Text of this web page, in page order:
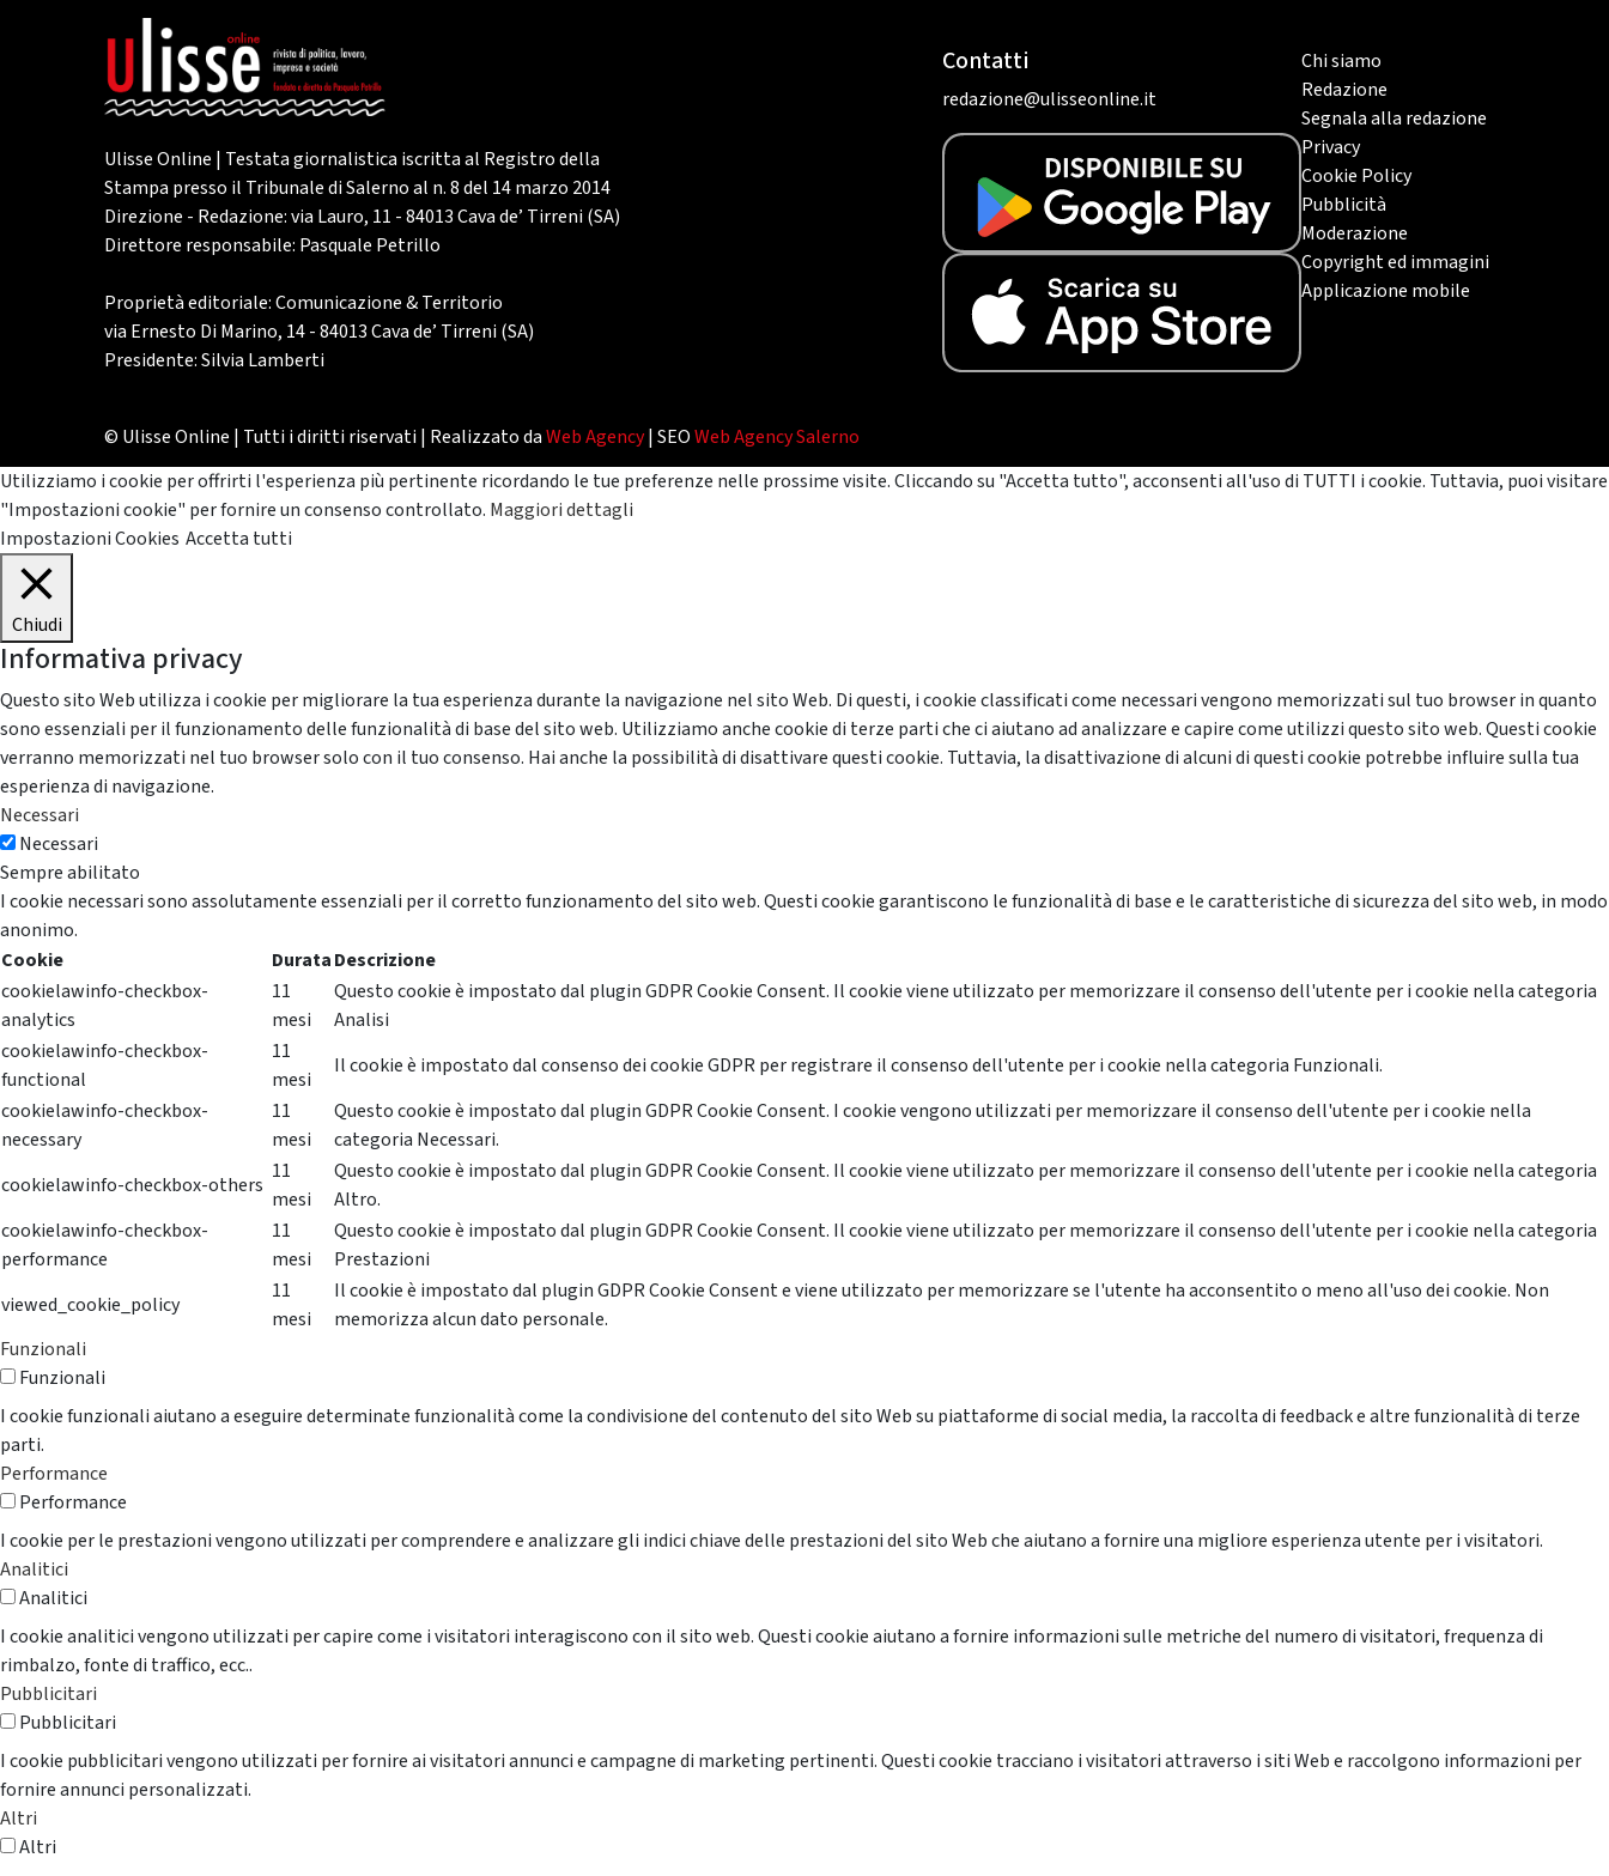
Ulisse Online | Testata giornalistica iscritta al Registro della
Stampa presso il Tribunale di Salerno al n. 8 del 14 marzo 2014
Direzione - Redazione: via Lauro, 11 - 84013 Cava de’ Tirreni (SA)
Direttore responsabile: Pasquale Petrillo
Proprietà editoriale: Comunicazione & Territorio
via Ernesto Di Marino, 14 - 84013 Cava de’ Tirreni (SA)
Presidente: Silvia Lamberti
Contatti
redazione@ulisseonline.it
Chi siamo
Redazione
Segnala alla redazione
Privacy
Cookie Policy
Pubblicità
Moderazione
Copyright ed immagini
Applicazione mobile
© Ulisse Online | Tutti i diritti riservati | Realizzato daWeb Agency| SEOWeb Agency Salerno
Utilizziamo i cookie per offrirti l'esperienza più pertinente ricordando le tue preferenze nelle prossime visite. Cliccando su "Accetta tutto", acconsenti all'uso di TUTTI i cookie. Tuttavia, puoi visitare
"Impostazioni cookie" per fornire un consenso controllato. Maggiori dettagli
Impostazioni Cookies Accetta tutti
Chiudi
Informativa privacy
Questo sito Web utilizza i cookie per migliorare la tua esperienza durante la navigazione nel sito Web. Di questi, i cookie classificati come necessari vengono memorizzati sul tuo browser in quanto
sono essenziali per il funzionamento delle funzionalità di base del sito web. Utilizziamo anche cookie di terze parti che ci aiutano ad analizzare e capire come utilizzi questo sito web. Questi cookie
verranno memorizzati nel tuo browser solo con il tuo consenso. Hai anche la possibilità di disattivare questi cookie. Tuttavia, la disattivazione di alcuni di questi cookie potrebbe influire sulla tua
esperienza di navigazione.
Necessari
Necessari
Sempre abilitato
I cookie necessari sono assolutamente essenziali per il corretto funzionamento del sito web. Questi cookie garantiscono le funzionalità di base e le caratteristiche di sicurezza del sito web, in modo
anonimo.
Cookie
DurataDescrizione
cookielawinfo-checkbox-
analytics
11
mesi
Questo cookie è impostato dal plugin GDPR Cookie Consent. Il cookie viene utilizzato per memorizzare il consenso dell'utente per i cookie nella categoria
Analisi
cookielawinfo-checkbox-
functional
11
mesi
Il cookie è impostato dal consenso dei cookie GDPR per registrare il consenso dell'utente per i cookie nella categoria Funzionali.
cookielawinfo-checkbox-
necessary
11
mesi
Questo cookie è impostato dal plugin GDPR Cookie Consent. I cookie vengono utilizzati per memorizzare il consenso dell'utente per i cookie nella
categoria Necessari.
cookielawinfo-checkbox-others
11
mesi
Questo cookie è impostato dal plugin GDPR Cookie Consent. Il cookie viene utilizzato per memorizzare il consenso dell'utente per i cookie nella categoria
Altro.
cookielawinfo-checkbox-
performance
11
mesi
Questo cookie è impostato dal plugin GDPR Cookie Consent. Il cookie viene utilizzato per memorizzare il consenso dell'utente per i cookie nella categoria
Prestazioni
viewed_cookie_policy
11
mesi
Il cookie è impostato dal plugin GDPR Cookie Consent e viene utilizzato per memorizzare se l'utente ha acconsentito o meno all'uso dei cookie. Non
memorizza alcun dato personale.
Funzionali
Funzionali
I cookie funzionali aiutano a eseguire determinate funzionalità come la condivisione del contenuto del sito Web su piattaforme di social media, la raccolta di feedback e altre funzionalità di terze
parti.
Performance
Performance
I cookie per le prestazioni vengono utilizzati per comprendere e analizzare gli indici chiave delle prestazioni del sito Web che aiutano a fornire una migliore esperienza utente per i visitatori.
Analitici
Analitici
I cookie analitici vengono utilizzati per capire come i visitatori interagiscono con il sito web. Questi cookie aiutano a fornire informazioni sulle metriche del numero di visitatori, frequenza di
rimbalzo, fonte di traffico, ecc..
Pubblicitari
Pubblicitari
I cookie pubblicitari vengono utilizzati per fornire ai visitatori annunci e campagne di marketing pertinenti. Questi cookie tracciano i visitatori attraverso i siti Web e raccolgono informazioni per
fornire annunci personalizzati.
Altri
Altri